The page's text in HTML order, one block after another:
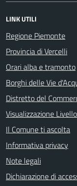
LINK UTILI
Regione Piemonte
Provincia di Vercelli
Orari alba e tramonto
Borghi delle Vie
Distretto del
Visualizzazione
Il Comune ti ascolta
Informativa privacy
Note legali
Dichiarazione di